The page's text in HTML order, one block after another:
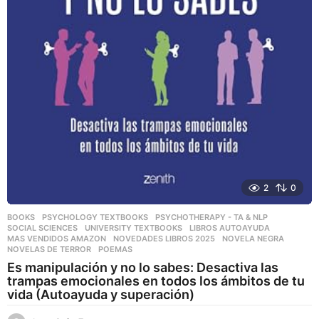
2 0
BOOKS ,PSYCHOLOGY TEXTBOOKS ,PSYCHOTHERAPY - TA & NLP
SOCIAL SCIENCES
,UNIVERSITY TEXTBOOKS LIBROS AUTOAYUDA
MAS VENDIDOS AMAZON
,NOVEDADES LIBROS 2025 ,NOVELA NEGRA
NOVELAS DE TERROR
,POEMAS
Es manipulación y no lo sabes: Desactiva las
trampas emocionales en todos los ámbitos de tu
vida (Autoayuda y superación)